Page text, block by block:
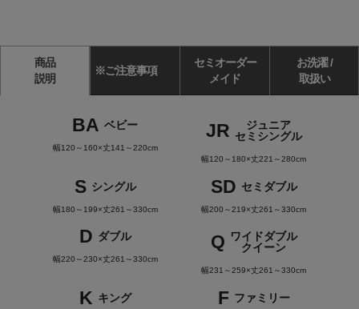
商品
説明
※ご注意事項
セミオーダー
メイド
お洗濯 /
取扱い
BA ベビー
幅120～160×丈141～220cm
JR
ジュニア
セミシングル
幅120～180×丈221～280cm
S シングル
幅180～199×丈261～330cm
SD セミダブル
幅200～219×丈261～330cm
D ダブル
幅220～230×丈261～330cm
Q ワイドダブル
クイーン
幅231～259×丈261～330cm
K キング F ファミリー